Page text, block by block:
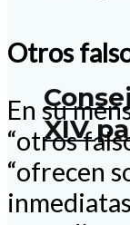
XIV
Otros
En su
“otros
“ofrecen